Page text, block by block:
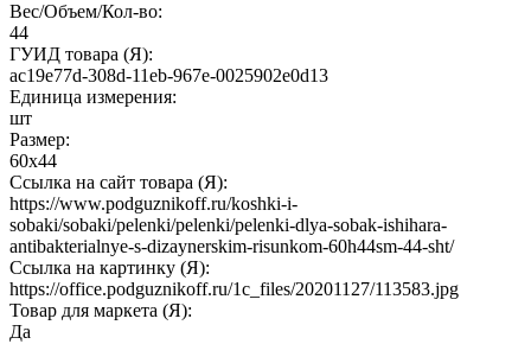
Вес/Объем/Кол-во:
44
ГУИД товара (Я):
ac19e77d-308d-11eb-967e-0025902e0d13
Единица измерения:
шт
Размер:
60х44
Ссылка на сайт товара (Я):
https://www.podguznikoff.ru/koshki-i-
sobaki/sobaki/pelenki/pelenki/pelenki-dlya-sobak-ishihara-
antibakterialnye-s-dizaynerskim-risunkom-60h44sm-44-sht/
Ссылка на картинку (Я):
https://office.podguznikoff.ru/1c_files/20201127/113583.jpg
Товар для маркета (Я):
Да